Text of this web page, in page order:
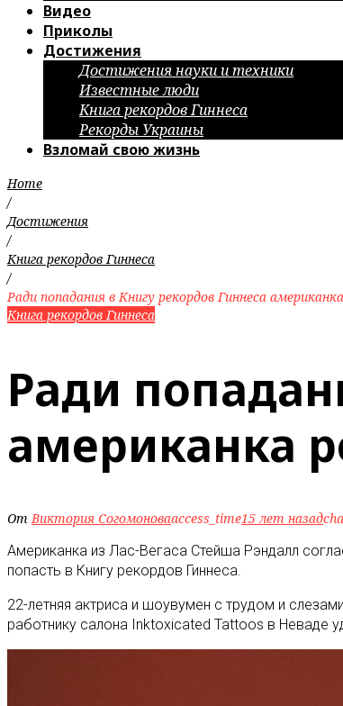
Видео
Приколы
Достижения
Достижения науки и техники
Известные люди
Книга рекордов Гиннеса
Рекорды Украины
Взломай свою жизнь
Home
/
Достижения
/
Книга рекордов Гиннеса
/
Ради попадания в Книгу рекордов Гиннеса
Книга рекордов Гиннеса
Ради
американка
ОтВиктория Согомоноваaccess_time15 лет назад
Американка из Лас-Вегаса Стейша Рэндалл
попасть в Книгу рекордов Гиннеса.
22-летняя актриса и шоувумен с трудом и
работнику салона Inktoxicated Tattoos в Неваде